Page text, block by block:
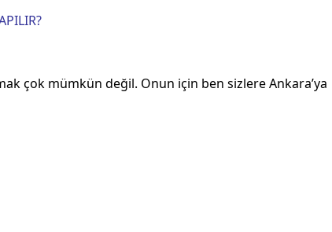
çok mümkün değil. Onun için ben sizlere Ankara’ya